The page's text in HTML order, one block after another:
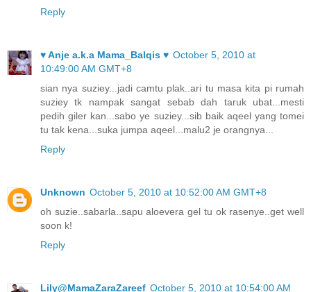
Reply
♥ Anje a.k.a Mama_Balqis ♥ October 5, 2010 at
10:49:00 AM GMT+8
sian nya suziey...jadi camtu plak..ari tu masa kita pi rumah
suziey tk nampak sangat sebab dah taruk ubat...mesti
pedih giler kan...sabo ye suziey...sib baik aqeel yang tomei
tu tak kena...suka jumpa aqeel...malu2 je orangnya...
Reply
Unknown October 5, 2010 at 10:52:00 AM GMT+8
oh suzie..sabarla..sapu aloevera gel tu ok rasenye..get well
soon k!
Reply
Lily@MamaZaraZareef October 5, 2010 at 10:54:00 AM